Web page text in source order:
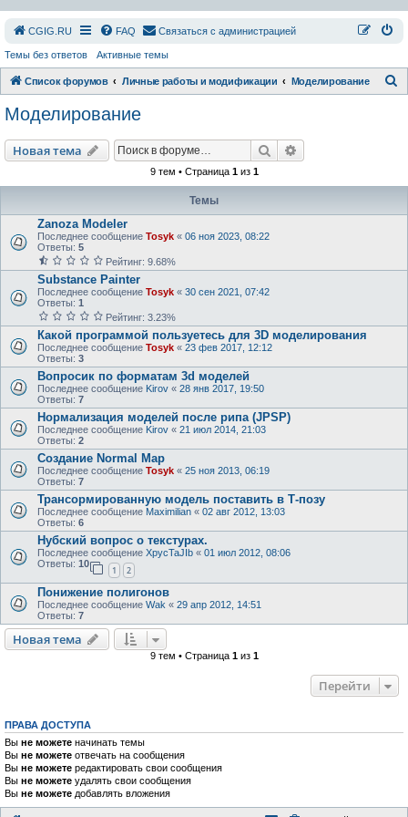
СGIG.RU FAQ Связаться с администрацией
Темы без ответов Активные темы
Список форумов Личные работы и модификации Моделирование
Моделирование
Новая тема Поиск
9 тем • Страница 1из 1
Темы
Zanoza Modeler
Последнее сообщение Tosyk « 06 ноя 2023, 08:22
Ответы: 5
Рейтинг: 9.68%
Substance Painter
Последнее сообщение Tosyk « 30 сен 2021, 07:42
Ответы: 1
Рейтинг: 3.23%
Какой программой пользуетесь для 3D моделирования
Последнее сообщение Tosyk « 23 фев 2017, 12:12
Ответы: 3
Вопросик по форматам 3d моделей
Последнее сообщение Kirov « 28 янв 2017, 19:50
Ответы: 7
Нормализация моделей после рипа (JPSP)
Последнее сообщение Kirov « 21 июл 2014, 21:03
Ответы: 2
Создание Normal Map
Последнее сообщение Tosyk « 25 ноя 2013, 06:19
Ответы: 7
Трансормированную модель поставить в Т-позу
Последнее сообщение Maximilian « 02 авг 2012, 13:03
Ответы: 6
Нубский вопрос о текстурах.
Последнее сообщение XpycTaJIb « 01 июл 2012, 08:06
Ответы: 10
1 2
Понижение полигонов
Последнее сообщение Wak « 29 апр 2012, 14:51
Ответы: 7
Новая тема
9 тем • Страница 1из 1
Перейти
ПРАВА ДОСТУПА
Вы не можете начинать темы
Вы не можете отвечать на сообщения
Вы не можете редактировать свои сообщения
Вы не можете удалять свои сообщения
Вы не можете добавлять вложения